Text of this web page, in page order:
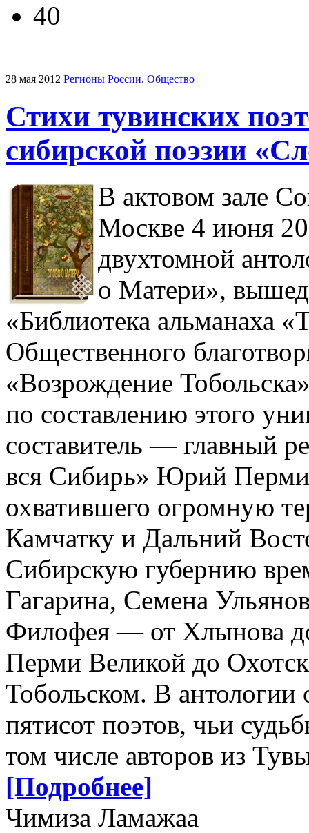
40
28 мая 2012 Регионы России. Общество
Стихи тувинских
сибирской поэзии
В актовом зале
Москве 4 июня
двухтомной
о Матери»,
«Библиотека альманаха
Общественного
«Возрождение
по составлению этого
составитель — главный
вся Сибирь» Юрий
охватившего огромную
Камчатку и Дальний
Сибирскую губернию
Гагарина, Семена
Филофея — от Хлынова
Перми Великой до
Тобольском. В антологии
пятисот поэтов, чьи
том числе авторов из
[Подробнее]
Чимиза Ламажаа